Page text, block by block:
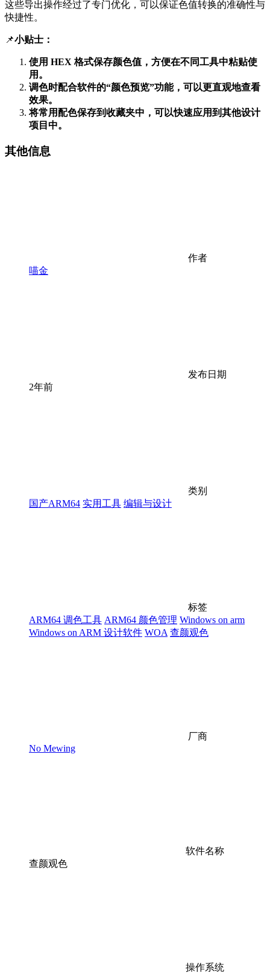
这些导出操作经过了专门优化，可以保证色值转换的准确性与
快捷性。
📌小贴士：
使用 HEX 格式保存颜色值，方便在不同工具中粘贴使
用。
调色时配合软件的“颜色预览”功能，可以更直观地查看
效果。
将常用配色保存到收藏夹中，可以快速应用到其他设计
项目中。
其他信息
作者
喵金
发布日期
2年前
类别
国产ARM64 实用工具 编辑与设计
标签
ARM64 调色工具 ARM64 颜色管理 Windows on arm
Windows on ARM 设计软件 WOA 查颜观色
厂商
No Mewing
软件名称
查颜观色
操作系统